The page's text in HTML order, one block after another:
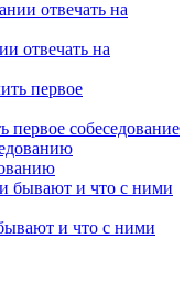
отвечать на
первое собеседование
и что с ними